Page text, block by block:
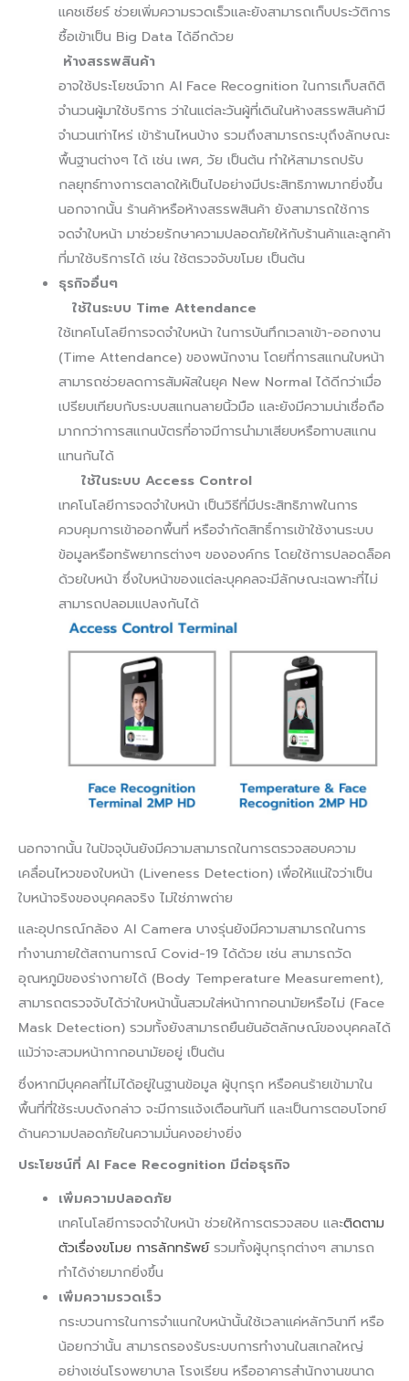
แคชเชียร์ ช่วยเพิ่มความรวดเร็วและยังสามารถเก็บประวัติการ
ซื้อเข้าเป็น Big Data ได้อีกด้วย
ห้างสรรพสินค้า
อาจใช้ประโยชน์จาก AI Face Recognition ในการเก็บสถิติ
จำนวนผู้มาใช้บริการ ว่าในแต่ละวันผู้ที่เดินในห้างสรรพสินค้ามี
จำนวนเท่าไหร่ เข้าร้านไหนบ้าง รวมถึงสามารถระบุถึงลักษณะ
พื้นฐานต่างๆ ได้ เช่น เพศ, วัย เป็นต้น ทำให้สามารถปรับ
กลยุทธ์ทางการตลาดให้เป็นไปอย่างมีประสิทธิภาพมากยิ่งขึ้น
นอกจากนั้น ร้านค้าหรือห้างสรรพสินค้า ยังสามารถใช้การ
จดจำใบหน้า มาช่วยรักษาความปลอดภัยให้กับร้านค้าและลูกค้า
ที่มาใช้บริการได้ เช่น ใช้ตรวจจับขโมย เป็นต้น
ธุรกิจอื่นๆ
ใช้ในระบบ Time Attendance
ใช้เทคโนโลยีการจดจำใบหน้า ในการบันทึกเวลาเข้า-ออกงาน
(Time Attendance) ของพนักงาน โดยที่การสแกนใบหน้า
สามารถช่วยลดการสัมผัสในยุค New Normal ได้ดีกว่าเมื่อ
เปรียบเทียบกับระบบสแกนลายนิ้วมือ และยังมีความน่าเชื่อถือ
มากกว่าการสแกนบัตรที่อาจมีการนำมาเสียบหรือทาบสแกน
แทนกันได้
ใช้ในระบบ Access Control
เทคโนโลยีการจดจำใบหน้า เป็นวิธีที่มีประสิทธิภาพในการ
ควบคุมการเข้าออกพื้นที่ หรือจำกัดสิทธิ์การเข้าใช้งานระบบ
ข้อมูลหรือทรัพยากรต่างๆ ขององค์กร โดยใช้การปลอดล็อค
ด้วยใบหน้า ซึ่งใบหน้าของแต่ละบุคคลจะมีลักษณะเฉพาะที่ไม่
สามารถปลอมแปลงกันได้
นอกจากนั้น ในปัจจุบันยังมีความสามารถในการตรวจสอบความ
เคลื่อนไหวของใบหน้า (Liveness Detection) เพื่อให้แน่ใจว่าเป็น
ใบหน้าจริงของบุคคลจริง ไม่ใช่ภาพถ่าย
และอุปกรณ์กล้อง AI Camera บางรุ่นยังมีความสามารถในการ
ทำงานภายใต้สถานการณ์ Covid-19 ได้ด้วย เช่น สามารถวัด
อุณหภูมิของร่างกายได้ (Body Temperature Measurement),
สามารถตรวจจับได้ว่าใบหน้านั้นสวมใส่หน้ากากอนามัยหรือไม่ (Face
Mask Detection) รวมทั้งยังสามารถยืนยันอัตลักษณ์ของบุคคลได้
แม้ว่าจะสวมหน้ากากอนามัยอยู่ เป็นต้น
ซึ่งหากมีบุคคลที่ไม่ได้อยู่ในฐานข้อมูล ผู้บุกรุก หรือคนร้ายเข้ามาใน
พื้นที่ที่ใช้ระบบดังกล่าว จะมีการแจ้งเตือนทันที และเป็นการตอบโจทย์
ด้านความปลอดภัยในความมั่นคงอย่างยิ่ง
ประโยชน์ที่ AI Face Recognition มีต่อธุรกิจ
เพิ่มความปลอดภัย
เทคโนโลยีการจดจำใบหน้า ช่วยให้การตรวจสอบ และติดตาม
ตัวเรื่องขโมย การลักทรัพย์รวมทั้งผู้บุกรุกต่างๆ สามารถ
ทำได้ง่ายมากยิ่งขึ้น
เพิ่มความรวดเร็ว
กระบวนการในการจำแนกใบหน้านั้นใช้เวลาแค่หลักวินาที หรือ
น้อยกว่านั้น สามารถรองรับระบบการทำงานในสเกลใหญ่
อย่างเช่นโรงพยาบาล โรงเรียน หรืออาคารสำนักงานขนาด